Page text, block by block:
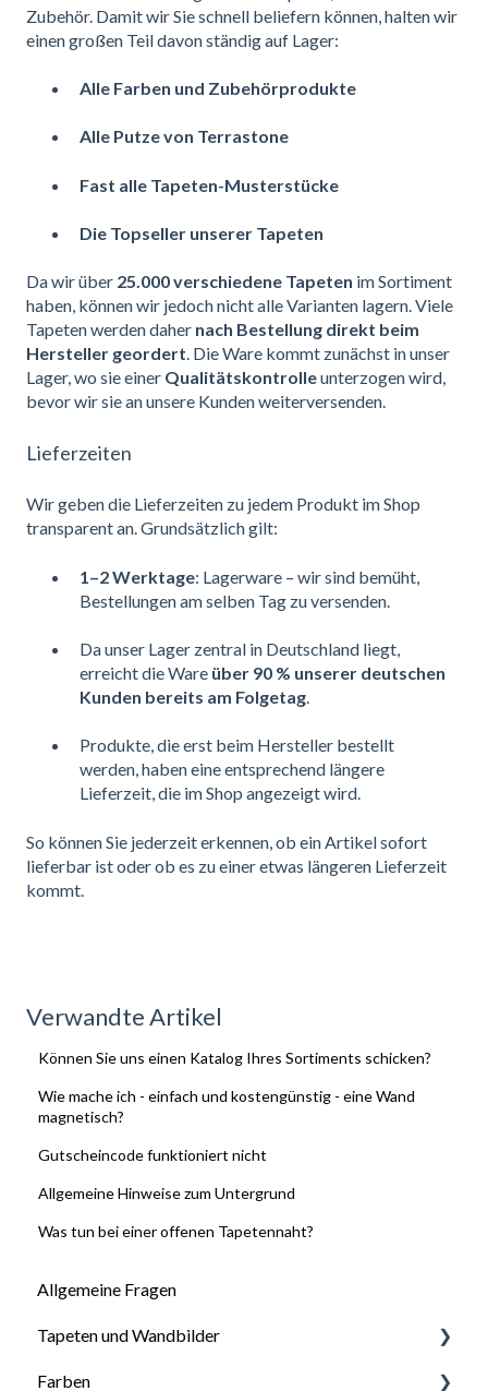
Zubehör. Damit wir Sie schnell beliefern können, halten wir
einen großen Teil davon ständig auf Lager:
Alle Farben und Zubehörprodukte
Alle Putze von Terrastone
Fast alle Tapeten-Musterstücke
Die Topseller unserer Tapeten
Da wir über 25.000 verschiedene Tapeten im Sortiment
haben, können wir jedoch nicht alle Varianten lagern. Viele
Tapeten werden daher nach Bestellung direkt beim
Hersteller geordert. Die Ware kommt zunächst in unser
Lager, wo sie einer Qualitätskontrolleunterzogen wird,
bevor wir sie an unsere Kunden weiterversenden.
Lieferzeiten
Wir geben die Lieferzeiten zu jedem Produkt im Shop
transparent an. Grundsätzlich gilt:
1–2 Werktage: Lagerware – wir sind bemüht,
Bestellungen am selben Tag zu versenden.
Da unser Lager zentral in Deutschland liegt,
erreicht die Ware über 90 % unserer deutschen
Kunden bereits am Folgetag.
Produkte, die erst beim Hersteller bestellt
werden, haben eine entsprechend längere
Lieferzeit, die im Shop angezeigt wird.
So können Sie jederzeit erkennen, ob ein Artikel sofort
lieferbar ist oder ob es zu einer etwas längeren Lieferzeit
kommt.
Verwandte Artikel
Können Sie uns einen Katalog Ihres Sortiments schicken?
Wie mache ich - einfach und kostengünstig - eine Wand
magnetisch?
Gutscheincode funktioniert nicht
Allgemeine Hinweise zum Untergrund
Was tun bei einer offenen Tapetennaht?
Allgemeine Fragen
Tapeten und Wandbilder
Allgemeine Fragen zu Tapeten
Farben